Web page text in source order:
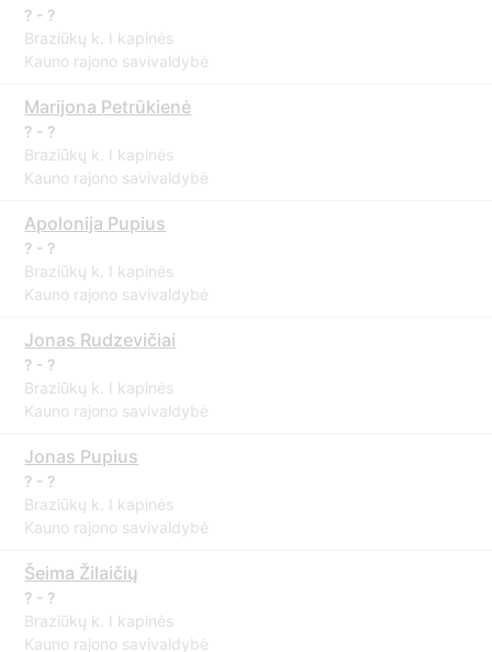
? - ?
Braziūkų k. I kapinės
Kauno rajono savivaldybė
Marijona Petrūkienė
? - ?
Braziūkų k. I kapinės
Kauno rajono savivaldybė
Apolonija Pupius
? - ?
Braziūkų k. I kapinės
Kauno rajono savivaldybė
Jonas Rudzevičiai
? - ?
Braziūkų k. I kapinės
Kauno rajono savivaldybė
Jonas Pupius
? - ?
Braziūkų k. I kapinės
Kauno rajono savivaldybė
Šeima Žilaičių
? - ?
Braziūkų k. I kapinės
Kauno rajono savivaldybė